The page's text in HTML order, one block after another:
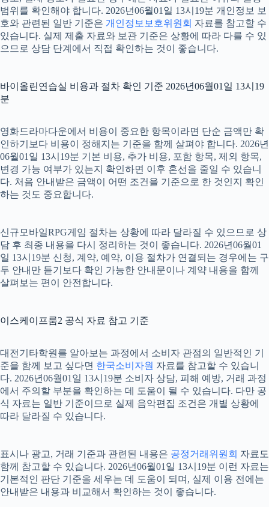
범위를 확인해야 합니다. 2026년06월01일 13시19분 개인정보 보
호와 관련된 일반 기준은 개인정보보호위원회 자료를 참고할 수
있습니다. 실제 제출 자료와 보관 기준은 상황에 따라 다를 수 있
으므로 상담 단계에서 직접 확인하는 것이 좋습니다.
바이올린연습실 비용과 절차 확인 기준 2026년06월01일 13시19
분
영화드라마다운에서 비용이 중요한 항목이라면 단순 금액만 확
인하기보다 비용이 정해지는 기준을 함께 살펴야 합니다. 2026년
06월01일 13시19분 기본 비용, 추가 비용, 포함 항목, 제외 항목,
변경 가능 여부가 있는지 확인하면 이후 혼선을 줄일 수 있습니
다. 처음 안내받은 금액이 어떤 조건을 기준으로 한 것인지 확인
하는 것도 중요합니다.
신규모바일RPG게임 절차는 상황에 따라 달라질 수 있으므로 상
담 후 최종 내용을 다시 정리하는 것이 좋습니다. 2026년06월01
일 13시19분 신청, 계약, 예약, 이용 절차가 연결되는 경우에는 구
두 안내만 듣기보다 확인 가능한 안내문이나 계약 내용을 함께
살펴보는 편이 안전합니다.
이스케이프룸2 공식 자료 참고 기준
대전기타학원를 알아보는 과정에서 소비자 관점의 일반적인 기
준을 함께 보고 싶다면 한국소비자원 자료를 참고할 수 있습니
다. 2026년06월01일 13시19분 소비자 상담, 피해 예방, 거래 과정
에서 주의할 부분을 확인하는 데 도움이 될 수 있습니다. 다만 공
식 자료는 일반 기준이므로 실제 음악편집 조건은 개별 상황에
따라 달라질 수 있습니다.
표시나 광고, 거래 기준과 관련된 내용은 공정거래위원회 자료도
함께 참고할 수 있습니다. 2026년06월01일 13시19분 이런 자료는
기본적인 판단 기준을 세우는 데 도움이 되며, 실제 이용 전에는
안내받은 내용과 비교해서 확인하는 것이 좋습니다.